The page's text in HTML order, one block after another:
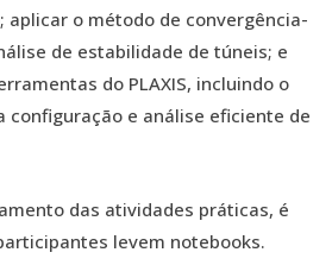
aplicar o método de convergência-
de estabilidade de túneis; e
do PLAXIS, incluindo o
configuração e análise eficiente de
das atividades práticas, é
levem notebooks.